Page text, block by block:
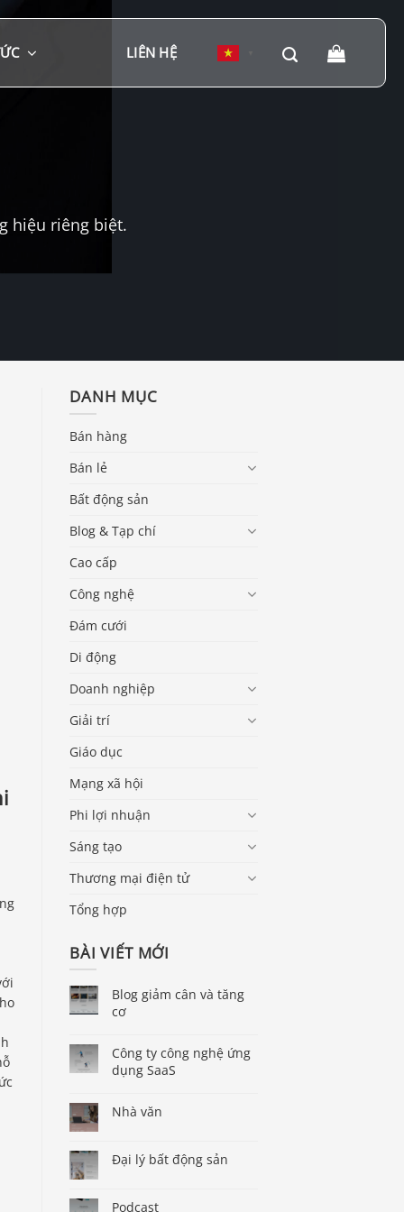
LIÊN HỆ
hiệu riêng biệt.
DANH MỤC
Bán hàng
Bán lẻ
Bất động sản
Blog & Tạp chí
Cao cấp
Công nghệ
Đám cưới
Di động
Doanh nghiệp
Giải trí
Giáo dục
Mạng xã hội
Phi lợi nhuận
Sáng tạo
Thương mại điện tử
Tổng hợp
BÀI VIẾT MỚI
Blog giảm cân và tăng
cơ
Công ty công nghệ ứng
dụng SaaS
Nhà văn
Đại lý bất động sản
Podcast